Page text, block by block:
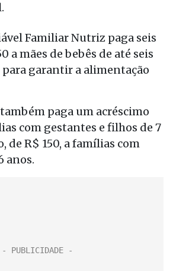
Familiar Nutriz paga seis
a mães de bebês de até seis
para garantir a alimentação
paga um acréscimo
com gestantes e filhos de 7
de R$ 150, a famílias com
anos.